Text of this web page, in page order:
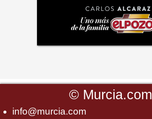
© Murcia.com
info@murcia.com